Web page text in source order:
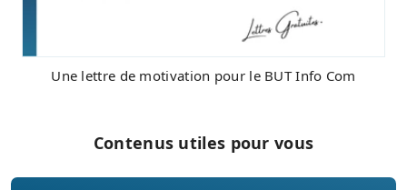
Une lettre de motivation pour le BUT Info Com
Contenus utiles pour vous